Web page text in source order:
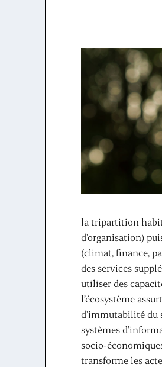
la tripartition
d’organisation)
(climat, finance,
des services
utiliser des
l’écosystème
d’immutabilité du
systèmes
socio-
transforme les